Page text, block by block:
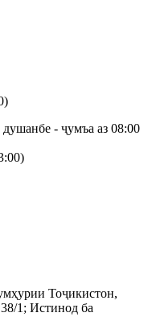
- ҷумъа аз 08:00
Тоҷикистон,
1; Истинод ба